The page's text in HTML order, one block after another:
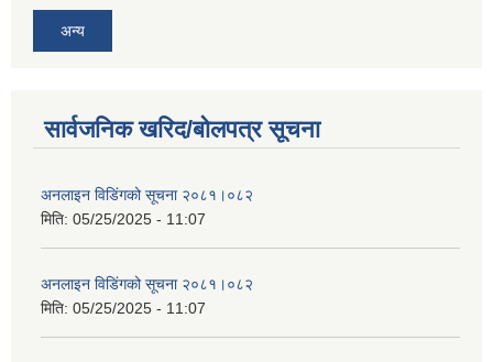
अन्य
सार्वजनिक खरिद/बोलपत्र सूचना
अनलाइन विडि‌ं‍गको सूचना २०८१।०८२
मिति: 05/25/2025 - 11:07
अनलाइन विडि‌ं‍गको सूचना २०८१।०८२
मिति: 05/25/2025 - 11:07